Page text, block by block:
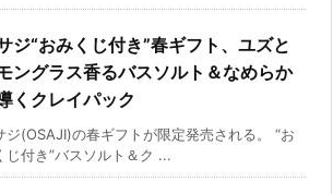
ジ“おみくじ付き”春ギフト、ユズと
ングラス香るバスソルト＆なめらか
くクレイパック
ジ(OSAJI)の春ギフトが限定発売される。 “お
じ付き”バスソルト＆ク ...